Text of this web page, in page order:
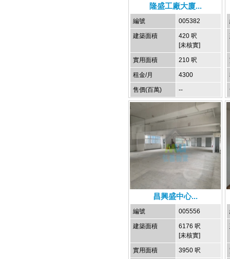
隆盛工廠大廈...
編號 005382
建築面積
420 呎
[未核實]
實用面積 210 呎
租金/月 4300
售價(百萬) --
昌興盛中心...
編號 005556
建築面積
6176 呎
[未核實]
實用面積 3950 呎